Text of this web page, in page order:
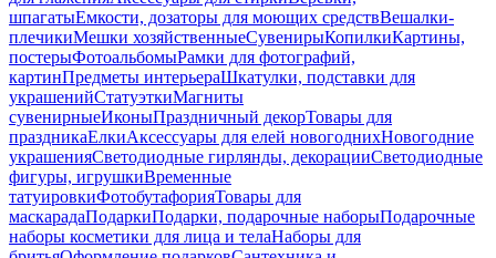
шпагатыЕмкости, дозаторы для моющих средствВешалки-
плечикиМешки хозяйственныеСувенирыКопилкиКартины,
постерыФотоальбомыРамки для фотографий,
картинПредметы интерьераШкатулки, подставки для
украшенийСтатуэткиМагниты
сувенирныеИконыПраздничный декорТовары для
праздникаЕлкиАксессуары для елей новогоднихНовогодние
украшенияСветодиодные гирлянды, декорацииСветодиодные
фигуры, игрушкиВременные
татуировкиФотобутафорияТовары для
маскарадаПодаркиПодарки, подарочные наборыПодарочные
наборы косметики для лица и телаНаборы для